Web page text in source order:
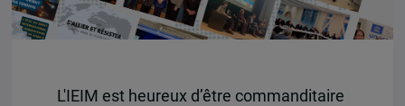
L'IEIM est heureux d’être commanditaire